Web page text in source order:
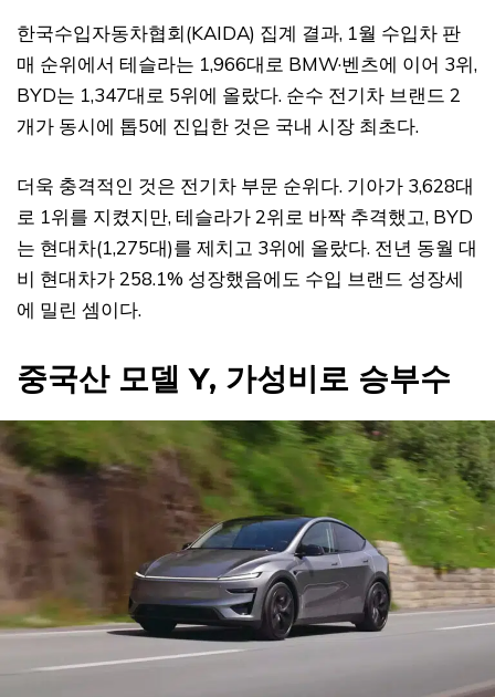
한국수입자동차협회(KAIDA) 집계 결과, 1월 수입차 판
매 순위에서 테슬라는 1,966대로 BMW·벤츠에 이어 3위,
BYD는 1,347대로 5위에 올랐다. 순수 전기차 브랜드 2
개가 동시에 톱5에 진입한 것은 국내 시장 최초다.
더욱 충격적인 것은 전기차 부문 순위다. 기아가 3,628대
로 1위를 지켰지만, 테슬라가 2위로 바짝 추격했고, BYD
는 현대차(1,275대)를 제치고 3위에 올랐다. 전년 동월 대
비 현대차가 258.1% 성장했음에도 수입 브랜드 성장세
에 밀린 셈이다.
중국산 모델 Y, 가성비로 승부수